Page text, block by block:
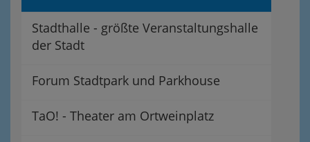
Stadthalle - größte Veranstaltungshalle
der Stadt
Forum Stadtpark und Parkhouse
TaO! - Theater am Ortweinplatz